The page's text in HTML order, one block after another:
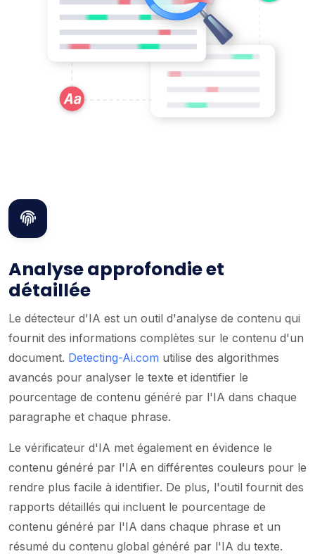
Analyse approfondie et
détaillée
Le détecteur d'IA est un outil d'analyse de contenu qui
fournit des informations complètes sur le contenu d'un
document. Detecting-Ai.com utilise des algorithmes
avancés pour analyser le texte et identifier le
pourcentage de contenu généré par l'IA dans chaque
paragraphe et chaque phrase.
Le vérificateur d'IA met également en évidence le
contenu généré par l'IA en différentes couleurs pour le
rendre plus facile à identifier. De plus, l'outil fournit des
rapports détaillés qui incluent le pourcentage de
contenu généré par l'IA dans chaque phrase et un
résumé du contenu global généré par l'IA du texte.